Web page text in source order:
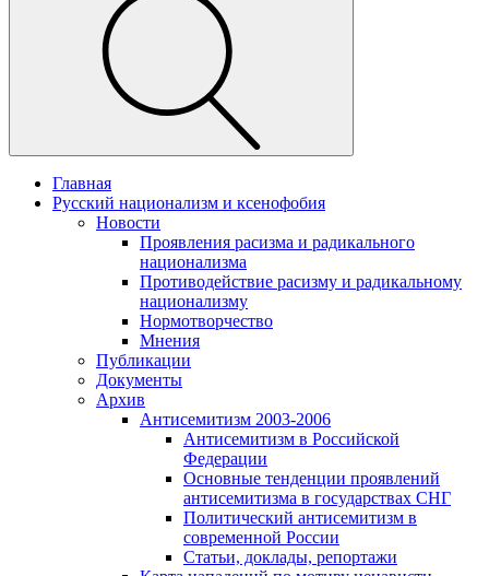
Главная
Русский национализм и ксенофобия
Новости
Проявления расизма и радикального
национализма
Противодействие расизму и радикальному
национализму
Нормотворчество
Мнения
Публикации
Документы
Архив
Антисемитизм 2003-2006
Антисемитизм в Российской
Федерации
Основные тенденции проявлений
антисемитизма в государствах СНГ
Политический антисемитизм в
современной России
Статьи, доклады, репортажи